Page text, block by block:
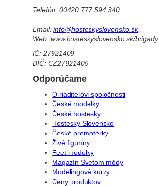
Telefón: 00420 777 594 340
Email:info@hosteskyslovensko.sk
Web: www.hosteskyslovensko.sk/brigady
IČ: 27921409
DIČ: CZ27921409
Odporúčame
O riaditeľovi spoločnosti
České modelky
České hostesky
Hostesky Slovensko
České promotérky
Živé figuríny
Feet modelky
Magazín Svetom módy
Modelingové kurzy
Ceny produktov